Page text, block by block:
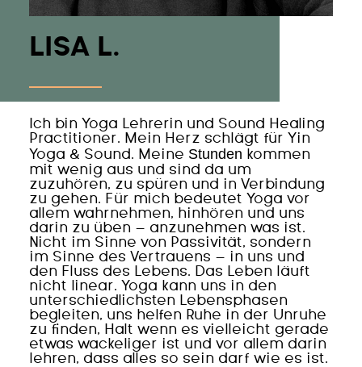
LISA L.
Ich bin Yoga Lehrerin und Sound Healing
Practitioner. Mein Herz schlägt für Yin
Yoga & Sound. Meine Stunden kommen
mit wenig aus und sind da um
zuzuhören, zu spüren und in Verbindung
zu gehen. Für mich bedeutet Yoga vor
allem wahrnehmen, hinhören und uns
darin zu üben – anzunehmen was ist.
Nicht im Sinne von Passivität, sondern
im Sinne des Vertrauens – in uns und
den Fluss des Lebens. Das Leben läuft
nicht linear. Yoga kann uns in den
unterschiedlichsten Lebensphasen
begleiten, uns helfen Ruhe in der Unruhe
zu finden, Halt wenn es vielleicht gerade
etwas wackeliger ist und vor allem darin
lehren, dass alles so sein darf wie es ist.